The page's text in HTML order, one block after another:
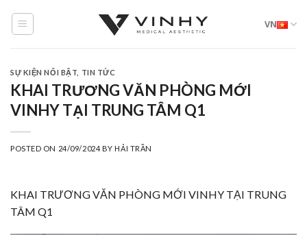
VN
SỰ KIỆN NỔI BẬT TIN TỨC
KHAI TRƯƠNG VĂN PHÒNG MỚI
VINHY TẠI TRUNG TÂM Q1
POSTED ON 24/09/2024 BYHẢI TRẦN
KHAI TRƯƠNG VĂN PHÒNG MỚI VINHY TẠI TRUNG
TÂM Q1